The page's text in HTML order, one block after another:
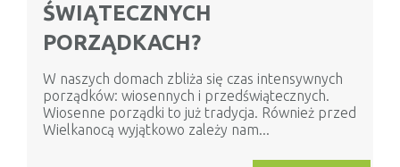
ŚWIĄTECZNYCH
PORZĄDKACH?
W naszych domach zbliża się czas intensywnych
porządków: wiosennych i przedświątecznych.
Wiosenne porządki to już tradycja. Również przed
Wielkanocą wyjątkowo zależy nam...